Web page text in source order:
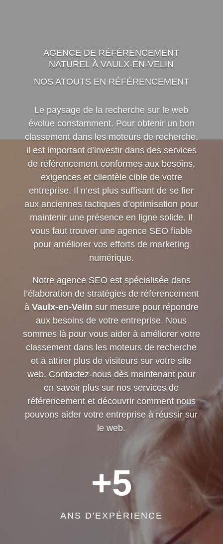
AGENCE DE RÉFÉRENCEMENT
NATUREL À VAULX-EN-VELIN
NOS ATOUTS EN RÉFÉRENCEMENT
Le paysage de la recherche sur le web
évolue constamment. Pour obtenir un bon
classement dans les moteurs de recherche,
il est important d’investir dans des services
de référencement conformes aux besoins,
exigences et clientèle cible de votre
entreprise. Il n’est plus suffisant de se fier
aux anciennes tactiques d’optimisation pour
maintenir une présence en ligne solide. Il
vous faut trouver une agence SEO fiable
pour améliorer vos efforts de marketing
numérique.
Notre agence SEO est spécialisée dans
l’élaboration de stratégies de référencement
à Vaulx-en-Velin sur mesure pour répondre
aux besoins de votre entreprise. Nous
sommes là pour vous aider à améliorer votre
classement dans les moteurs de recherche
et à attirer plus de visiteurs sur votre site
web. Contactez-nous dès maintenant pour
en savoir plus sur nos services de
référencement et découvrir comment nous
pouvons aider votre entreprise à réussir sur
le web.
+5
ANS D'EXPÉRIENCE